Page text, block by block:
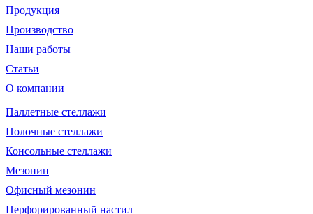
Продукция
Производство
Наши работы
Статьи
О компании
Паллетные стеллажи
Полочные стеллажи
Консольные стеллажи
Мезонин
Офисный мезонин
Перфорированный настил